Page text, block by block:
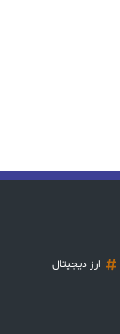
ارز دیجیتال